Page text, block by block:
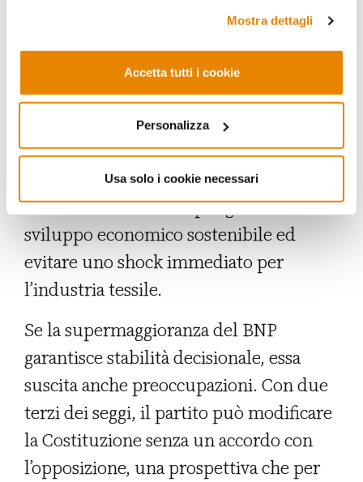
Mostra dettagli
Accetta tutti i cookie
Personalizza
Usa solo i cookie necessari
senza quote tariffarie ai principali
all’Unione Europea, un’agevolazione di
cui ha largamente beneficiato il settore
tessile, che rappresenta oltre il 90%
delle esportazioni verso l’UE. Dhaka ha
chiesto di poter avere un periodo di
transizione di 12 anni per garantire uno
sviluppo economico sostenibile ed
evitare uno shock immediato per
l’industria tessile.
Se la supermaggioranza del BNP
garantisce stabilità decisionale, essa
suscita anche preoccupazioni. Con due
terzi dei seggi, il partito può modificare
la Costituzione senza un accordo con
l’opposizione, una prospettiva che per